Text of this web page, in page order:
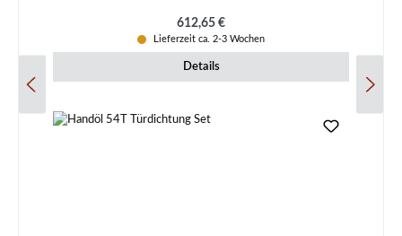
Regulärer Preis:
612,65 €
Lieferzeit ca. 2-3 Wochen
Details